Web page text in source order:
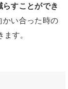
すことができ
かい合った時の
す。